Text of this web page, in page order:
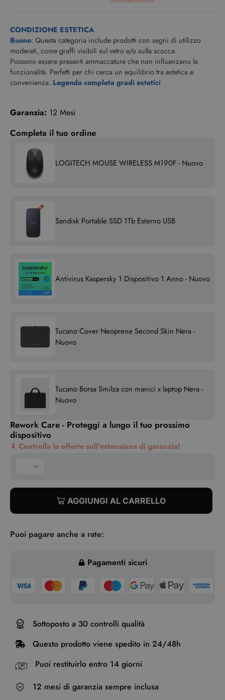
CONDIZIONE ESTETICA
Buono: Questa categoria include prodotti con segni di utilizzo
moderati, come graffi visibili sul vetro e/o sulla scocca.
Possono essere presenti ammaccature che non influenzano la
funzionalità. Perfetti per chi cerca un equilibrio tra estetica e
convenienza. Legenda completa gradi estetici
Garanzia: 12 Mesi
Completa il tuo ordine
LOGITECH MOUSE WIRELESS M190F - Nuovo
Sandisk Portable SSD 1Tb Esterno USB
Antivirus Kaspersky 1 Dispositivo 1 Anno - Nuovo
Tucano Cover Neoprene Second Skin Nera -
Nuovo
Tucano Borsa Smilza con manici x laptop Nera -
Nuovo
Rework Care - Proteggi a lungo il tuo prossimo
dispositivo
⬇ Controlla le offerte sull'estensione di garanzia!
AGGIUNGI AL CARRELLO
Puoi pagare anche a rate:
Pagamenti sicuri
Sottoposto a 30 controlli qualità
Questo prodotto viene spedito in 24/48h
Puoi restituirlo entro 14 giorni
12 mesi di garanzia sempre inclusa